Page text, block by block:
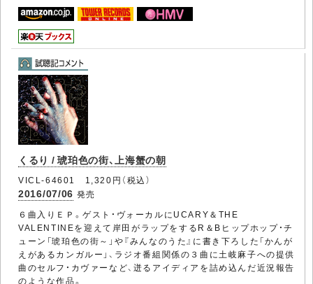
くるり / 琥珀色の街、上海蟹の朝
VICL-64601 1,320円（税込）
2016/07/06 発売
６曲入りＥＰ。ゲスト・ヴォーカルにUCARY＆THE
VALENTINEを迎えて岸田がラップをするR＆Bヒップホップ・チ
ューン「琥珀色の街～」や『みんなのうた』に書き下ろした「かんが
えがあるカンガルー」、ラジオ番組関係の３曲に土岐麻子への提供
曲のセルフ・カヴァーなど、迸るアイディアを詰め込んだ近況報告
のような作品。